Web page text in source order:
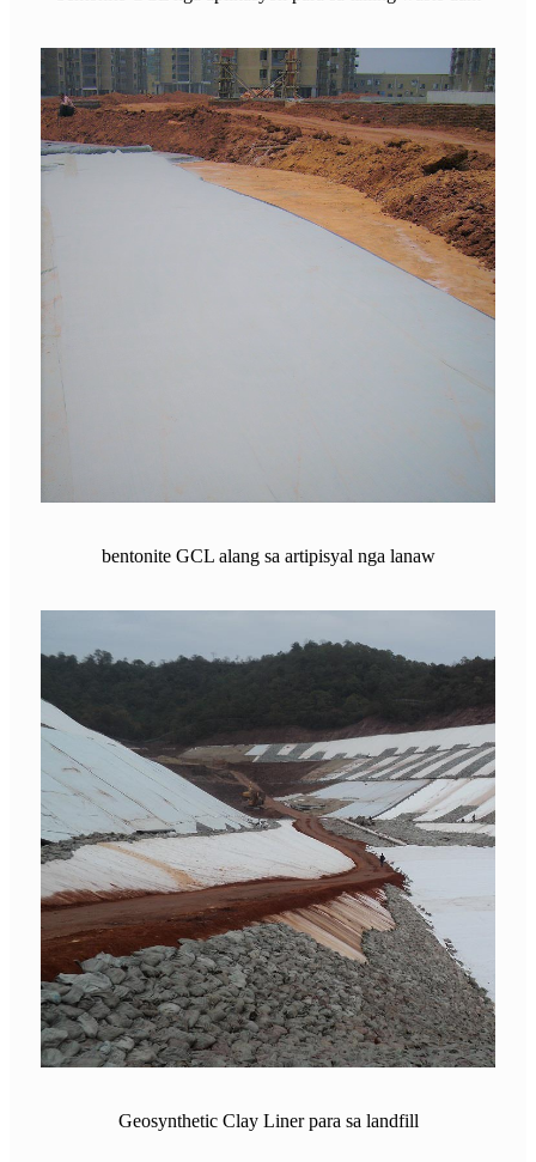
bentonite GCL alang sa artipisyal nga lanaw
Geosynthetic Clay Liner para sa landfill